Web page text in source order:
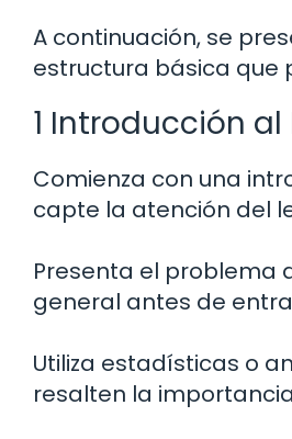
A continuación, se
estructura básica que
1 Introducción
Comienza con una
capte la atención del
Presenta el problema
general antes de
Utiliza estadísticas o
resalten la